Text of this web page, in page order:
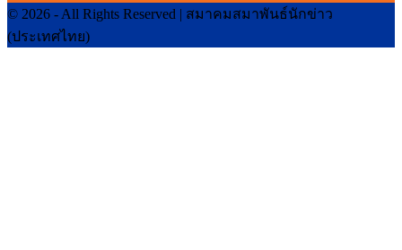
© 2026 - All Rights Reserved | สมาคมสมาพันธ์นักข่าว
(ประเทศไทย)